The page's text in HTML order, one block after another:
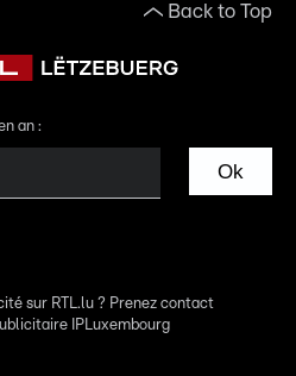
Back to Top
an :
Ok
sur RTL.lu ? Prenez contact
IPLuxembourg